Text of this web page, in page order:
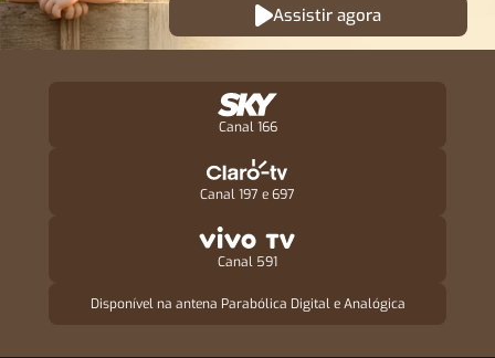
Assistir agora
Canal 166
Canal 197 e 697
Canal 591
Disponível na antena Parabólica Digital e Analógica